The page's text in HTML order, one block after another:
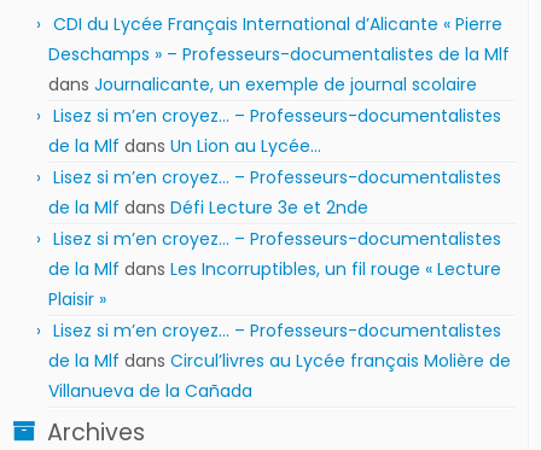
CDI du Lycée Français International d’Alicante « Pierre
Deschamps » – Professeurs-documentalistes de la Mlf
dans Journalicante, un exemple de journal scolaire
Lisez si m’en croyez… – Professeurs-documentalistes
de la Mlf dans Un Lion au Lycée…
Lisez si m’en croyez… – Professeurs-documentalistes
de la Mlf dans Défi Lecture 3e et 2nde
Lisez si m’en croyez… – Professeurs-documentalistes
de la Mlf dans Les Incorruptibles, un fil rouge « Lecture
Plaisir »
Lisez si m’en croyez… – Professeurs-documentalistes
de la Mlf dans Circul’livres au Lycée français Molière de
Villanueva de la Cañada
Archives